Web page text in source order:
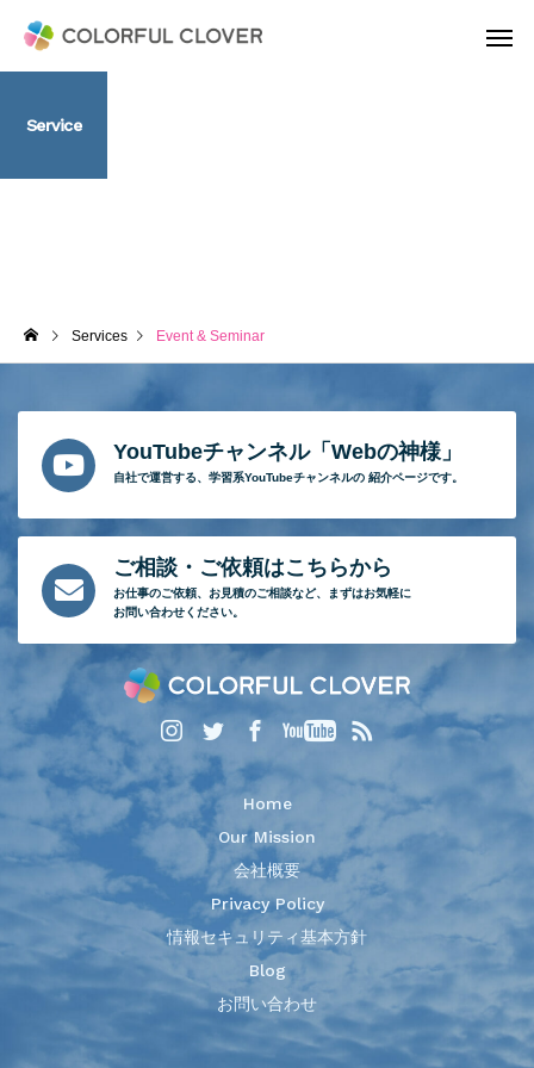
Service
Services Event & Seminar
YouTubeチャンネル「Webの神様」
自社で運営する、 学習系YouTubeチャンネルの 紹介ページです。
ご相談・ご依頼はこちらから
お仕事のご依頼、 お見積のご相談など、
まずはお気軽に
お問い合わせください。
Home
Our Mission
会社概要
Privacy Policy
情報セキュリティ基本方針
Blog
お問い合わせ